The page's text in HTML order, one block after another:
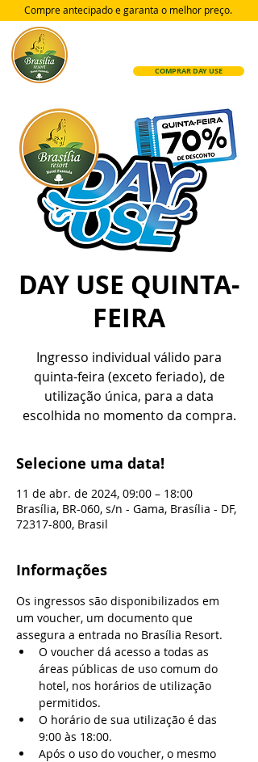
COMPRAR DAY USE
Compre antecipado e garanta o melhor preço.
DAY USE QUINTA-
FEIRA
Ingresso individual válido para
quinta-feira (exceto feriado), de
utilização única, para a data
escolhida no momento da compra.
Selecione uma data!
11 de abr. de 2024, 09:00 – 18:00
Brasília, BR-060, s/n - Gama, Brasília - DF,
72317-800, Brasil
Informações
Os ingressos são disponibilizados em
um voucher, um documento que
assegura a entrada no Brasília Resort.
O voucher dá acesso a todas as
áreas públicas de uso comum do
hotel, nos horários de utilização
permitidos.
O horário de sua utilização é das
9:00 às 18:00.
Após o uso do voucher, o mesmo